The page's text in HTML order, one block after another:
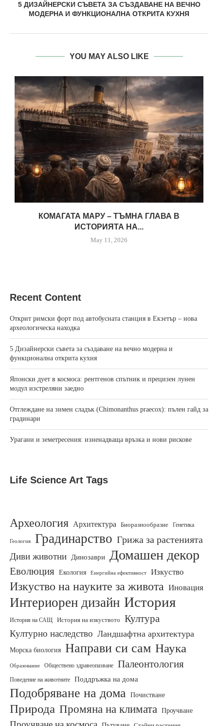
5 ДИЗАЙНЕРСКИ СЪВЕТА ЗА СЪЗДАВАНЕ НА ВЕЧНО
МОДЕРНА И ФУНКЦИОНАЛНА ОТКРИТА КУХНЯ
YOU MAY ALSO LIKE
КОМАГАТА МАРУ – ТЪМНА ГЛАВА В
ИСТОРИЯТА НА...
May 11, 2026
Recent Content
Открит римски форт под автобусната станция в Екзетър – нова
археологическа находка
5 Дизайнерски съвета за създаване на вечно модерна и
функционална открита кухня
Японски дует в космоса: рентгенов спътник и прецизен лунен
модул изстреляни заедно
Отглеждане на зимен сладък (Chimonanthus praecox): пълен гайд за
градинари
Урагани и земетресения: изненадваща връзка и нови рискове
Life Science Art Tags
Археология Архитектура Биоразнообразие Генетика
Геология Градинарство Грижа за растенията
Диви животни Динозаври Домашен декор
Еволюция Екология Енергийна ефективност Изкуство
Изкуство на науките за живота Иновация
Интериорен дизайн История
История на САЩ История на изкуството Култура
Културно наследство Ландшафтна архитектура
Морска биология Направи си сам Наука
Образование Обществено здравеопазване Палеонтология
Поведение на животните Поддръжка на дома
Подобряване на дома Почистване
Природа Промяна на климата Проучване